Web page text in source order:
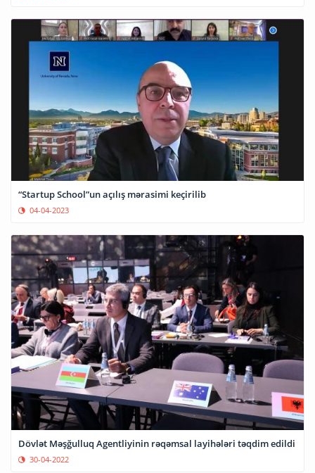
“Startup School”un açılış mərasimi keçirilib
04-04-2023
Dövlət Məşğulluq Agentliyinin rəqəmsal layihələri təqdim edildi
30-04-2022